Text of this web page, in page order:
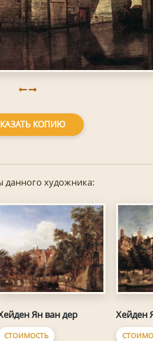
КОПИЮ
данного художника:
Ян ван дер
СТОИМОСТЬ
Хейден